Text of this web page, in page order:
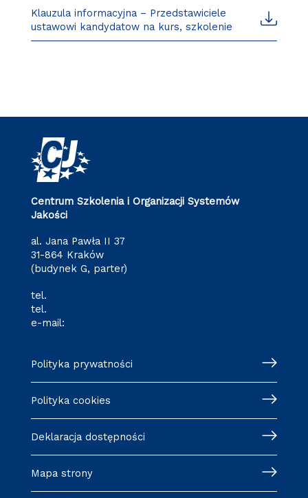
Klauzula informacyjna – Przedstawiciele
ustawowi kandydatow na kurs, szkolenie
Centrum Szkolenia i Organizacji Systemów
Jakości
al. Jana Pawła II 37
31-864 Kraków
(budynek G, parter)
tel.
tel.
e-mail:
Polityka prywatności
Polityka cookies
Deklaracja dostępności
Mapa strony